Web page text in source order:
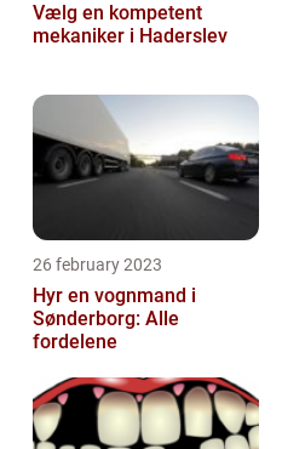
Vælg en kompetent
mekaniker i Haderslev
26 february 2023
Hyr en vognmand i
Sønderborg: Alle
fordelene